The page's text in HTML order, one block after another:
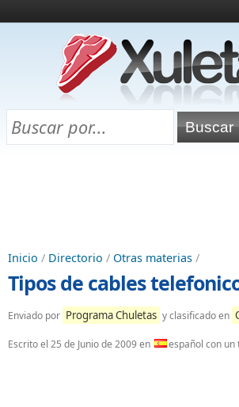
¿Qué es esto?
Directorio
Chuletas para exámenes
Inicio / Directorio / Otras materias /
Tipos de cables
Enviado por Programa Chuletas y clasificado en
Escrito el 25 de Junio de 2009en español con un